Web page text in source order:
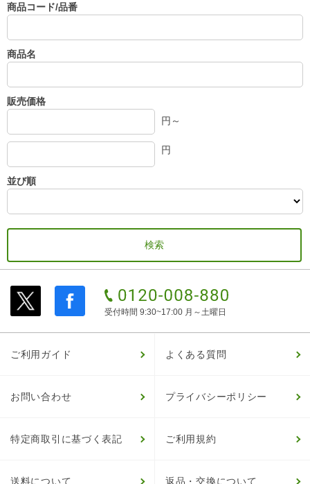
商品コード/品番
商品名
販売価格
円～
円
並び順
受付時間 9:30~17:00 月～土曜日
ご利用ガイド よくある質問
お問い合わせ プライバシーポリシー
特定商取引に基づく表記 ご利用規約
送料について 返品・交換について